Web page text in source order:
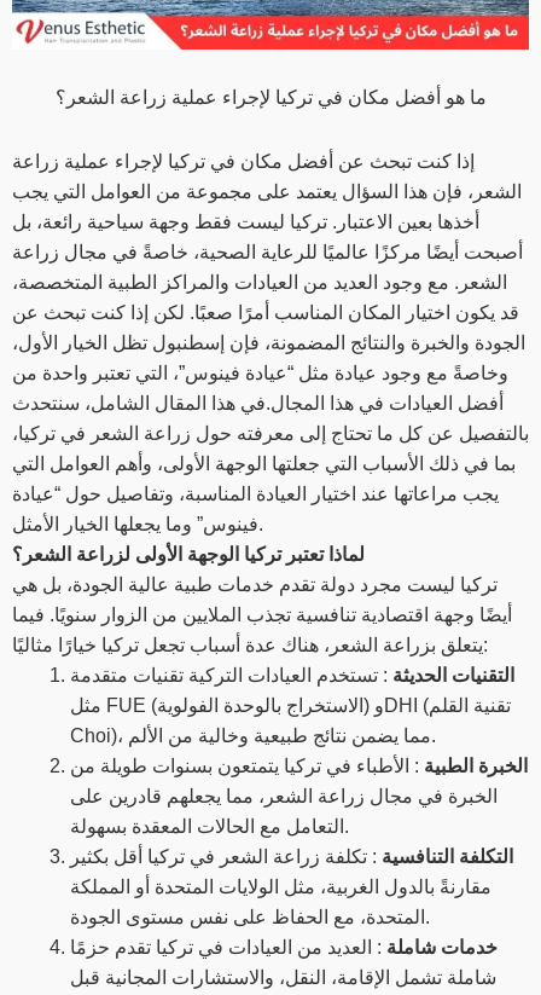
ما هو أفضل مكان في تركيا لإجراء عملية زراعة الشعر؟
إذا كنت تبحث عن أفضل مكان في تركيا لإجراء عملية زراعة
الشعر، فإن هذا السؤال يعتمد على مجموعة من العوامل التي يجب
أخذها بعين الاعتبار. تركيا ليست فقط وجهة سياحية رائعة، بل
أصبحت أيضًا مركزًا عالميًا للرعاية الصحية، خاصةً في مجال زراعة
الشعر. مع وجود العديد من العيادات والمراكز الطبية المتخصصة،
قد يكون اختيار المكان المناسب أمرًا صعبًا. لكن إذا كنت تبحث عن
الجودة والخبرة والنتائج المضمونة، فإن إسطنبول تظل الخيار الأول،
وخاصةً مع وجود عيادة مثل “عيادة فينوس”، التي تعتبر واحدة من
أفضل العيادات في هذا المجال.في هذا المقال الشامل، سنتحدث
بالتفصيل عن كل ما تحتاج إلى معرفته حول زراعة الشعر في تركيا،
بما في ذلك الأسباب التي جعلتها الوجهة الأولى، وأهم العوامل التي
يجب مراعاتها عند اختيار العيادة المناسبة، وتفاصيل حول “عيادة
فينوس” وما يجعلها الخيار الأمثل.
لماذا تعتبر تركيا الوجهة الأولى لزراعة الشعر؟
تركيا ليست مجرد دولة تقدم خدمات طبية عالية الجودة، بل هي
أيضًا وجهة اقتصادية تنافسية تجذب الملايين من الزوار سنويًا. فيما
يتعلق بزراعة الشعر، هناك عدة أسباب تجعل تركيا خيارًا مثاليًا:
التقنيات الحديثة : تستخدم العيادات التركية تقنيات متقدمة
مثل FUE (الاستخراج بالوحدة الفولوية) وDHI (تقنية القلم
Choi)، مما يضمن نتائج طبيعية وخالية من الألم.
الخبرة الطبية : الأطباء في تركيا يتمتعون بسنوات طويلة من
الخبرة في مجال زراعة الشعر، مما يجعلهم قادرين على
التعامل مع الحالات المعقدة بسهولة.
التكلفة التنافسية : تكلفة زراعة الشعر في تركيا أقل بكثير
مقارنةً بالدول الغربية، مثل الولايات المتحدة أو المملكة
المتحدة، مع الحفاظ على نفس مستوى الجودة.
خدمات شاملة : العديد من العيادات في تركيا تقدم حزمًا
شاملة تشمل الإقامة، النقل، والاستشارات المجانية قبل